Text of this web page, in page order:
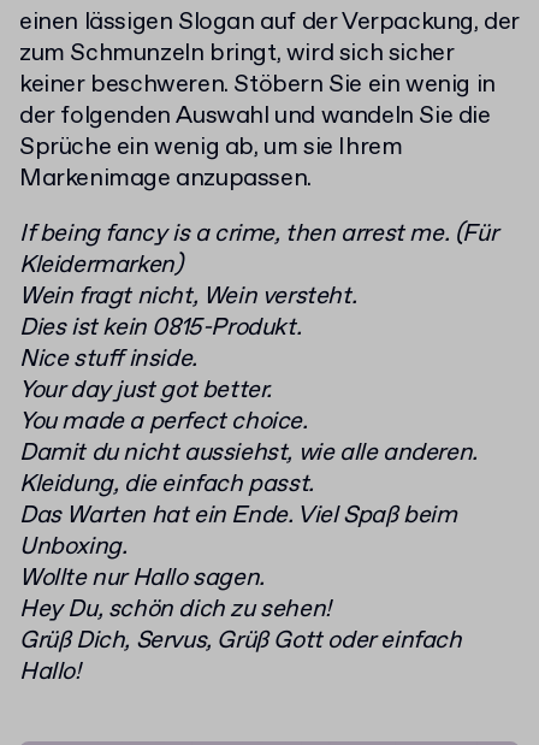
einen lässigen Slogan auf der Verpackung, der
zum Schmunzeln bringt, wird sich sicher
keiner beschweren. Stöbern Sie ein wenig in
der folgenden Auswahl und wandeln Sie die
Sprüche ein wenig ab, um sie Ihrem
Markenimage anzupassen.
If being fancy is a crime, then arrest me. (Für
Kleidermarken)
Wein fragt nicht, Wein versteht.
Dies ist kein 0815-Produkt.
Nice stuff inside.
Your day just got better.
You made a perfect choice.
Damit du nicht aussiehst, wie alle anderen.
Kleidung, die einfach passt.
Das Warten hat ein Ende. Viel Spaß beim
Unboxing.
Wollte nur Hallo sagen.
Hey Du, schön dich zu sehen!
Grüß Dich, Servus, Grüß Gott oder einfach
Hallo!